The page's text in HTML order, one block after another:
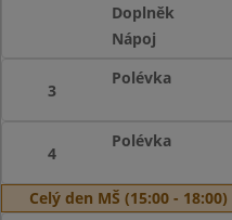
Doplněk
Nápoj
3
Polévka
4
Polévka
Celý den MŠ (15:00 - 18:00)